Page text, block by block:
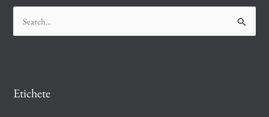
e
h
Etichete